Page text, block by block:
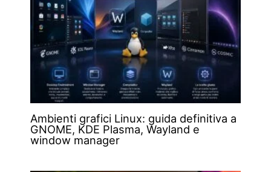
Ambienti grafici Linux: guida definitiva a
GNOME, KDE Plasma, Wayland e
window manager